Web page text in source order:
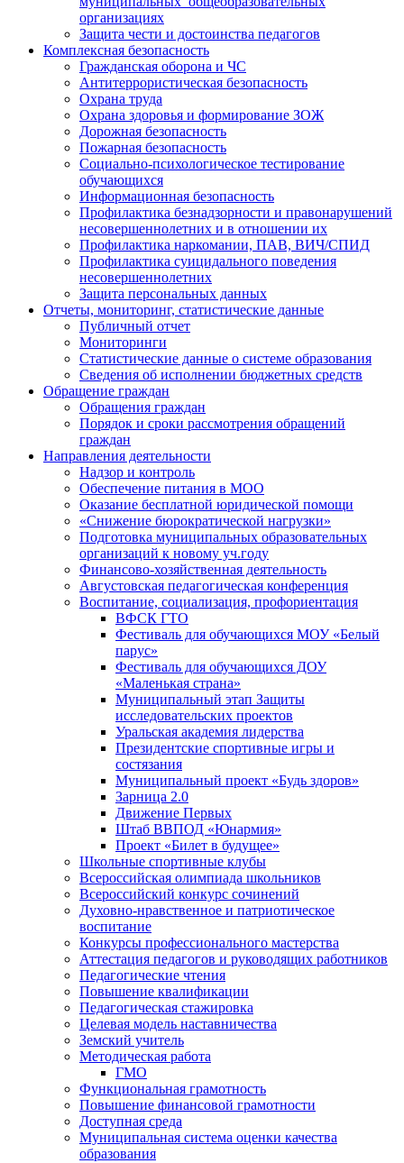
организациях
Защита чести и достоинства педагогов
Комплексная безопасность
Гражданская оборона и ЧС
Антитеррористическая безопасность
Охрана труда
Охрана здоровья и формирование ЗОЖ
Дорожная безопасность
Пожарная безопасность
Социально-психологическое тестирование
обучающихся
Информационная безопасность
Профилактика безнадзорности и правонарушений
несовершеннолетних и в отношении их
Профилактика наркомании, ПАВ, ВИЧ/СПИД
Профилактика суицидального поведения
несовершеннолетних
Защита персональных данных
Отчеты, мониторинг, статистические данные
Публичный отчет
Мониторинги
Статистические данные о системе образования
Сведения об исполнении бюджетных средств
Обращение граждан
Обращения граждан
Порядок и сроки рассмотрения обращений
граждан
Направления деятельности
Надзор и контроль
Обеспечение питания в МОО
Оказание бесплатной юридической помощи
«Снижение бюрократической нагрузки»
Подготовка муниципальных образовательных
организаций к новому уч.году
Финансово-хозяйственная деятельность
Августовская педагогическая конференция
Воспитание, социализация, профориентация
ВФСК ГТО
Фестиваль для обучающихся МОУ «Белый
парус»
Фестиваль для обучающихся ДОУ
«Маленькая страна»
Муниципальный этап Защиты
исследовательских проектов
Уральская академия лидерства
Президентские спортивные игры и
состязания
Муниципальный проект «Будь здоров»
Зарница 2.0
Движение Первых
Штаб ВВПОД «Юнармия»
Проект «Билет в будущее»
Школьные спортивные клубы
Всероссийская олимпиада школьников
Всероссийский конкурс сочинений
Духовно-нравственное и патриотическое
воспитание
Конкурсы профессионального мастерства
Аттестация педагогов и руководящих работников
Педагогические чтения
Повышение квалификации
Педагогическая стажировка
Целевая модель наставничества
Земский учитель
Методическая работа
ГМО
Функциональная грамотность
Повышение финансовой грамотности
Доступная среда
Муниципальная система оценки качества
образования